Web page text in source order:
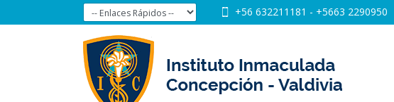
+56 632211181 - +5663 2290950